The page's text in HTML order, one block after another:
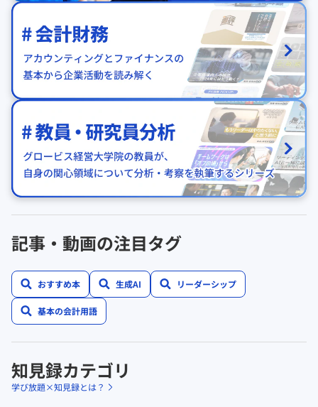
記事・動画の注目タグ
おすすめ本 生成AI リーダーシップ
基本の会計用語
知見録カテゴリ
学び放題×知見録とは？